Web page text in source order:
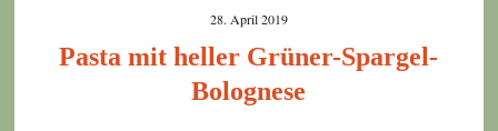
28. April 2019
Pasta mit heller Grüner-Spargel-
Bolognese